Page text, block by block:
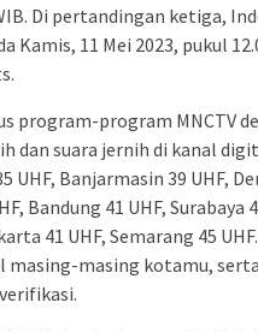
Di pertandingan ketiga,
Kamis, 11 Mei 2023, pukul
program-program MNCTV
dan suara jernih di kanal
UHF, Banjarmasin 39 UHF,
Bandung 41 UHF, Surabaya
41 UHF, Semarang 45
masing-masing kotamu,